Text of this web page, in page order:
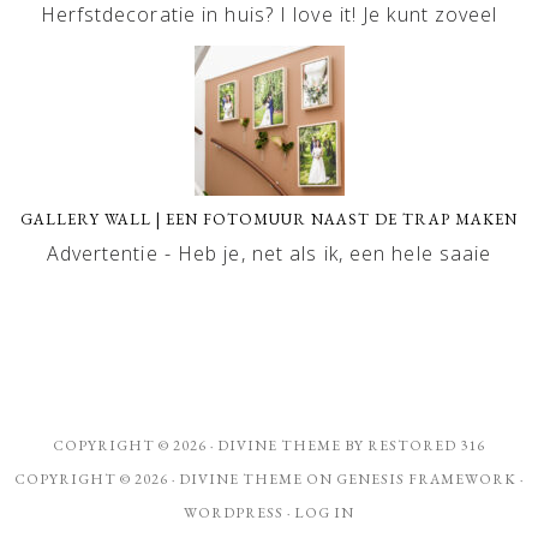
Herfstdecoratie in huis? I love it! Je kunt zoveel
GALLERY WALL | EEN FOTOMUUR NAAST DE TRAP MAKEN
Advertentie - Heb je, net als ik, een hele saaie
COPYRIGHT © 2026 · DIVINE THEME BY RESTORED 316
COPYRIGHT © 2026 · DIVINE THEME ON GENESIS FRAMEWORK ·
WORDPRESS · LOG IN